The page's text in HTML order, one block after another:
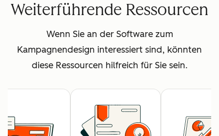
Weiterführende Ressourcen
Wenn Sie an der Software zum
Kampagnendesign interessiert sind, könnten
diese Ressourcen hilfreich für Sie sein.